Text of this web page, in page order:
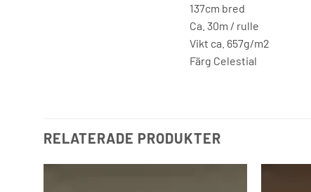
137cm bred
Ca. 30m / rulle
Vikt ca. 657g/m2
Färg Celestial
RELATERADE PRODUKTER